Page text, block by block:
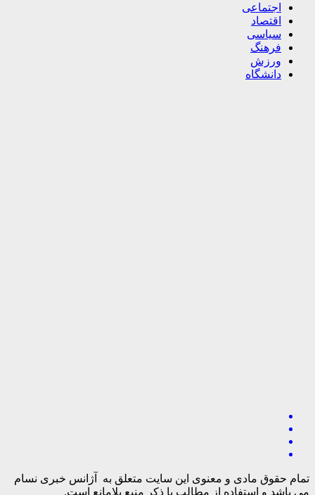
اجتماعی
اقتصاد
سیاسی
فرهنگ
ورزش
دانشگاه
تمام حقوق مادی و معنوی این سایت متعلق به آژانس خبری نسام
می باشد و استفاده از مطالب با ذکر منبع بلامانع است.